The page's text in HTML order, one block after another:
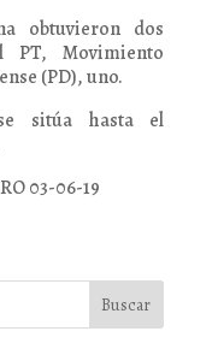
obtuvieron dos
Movimiento
(PD), uno.
sitúa hasta el
03-06-19